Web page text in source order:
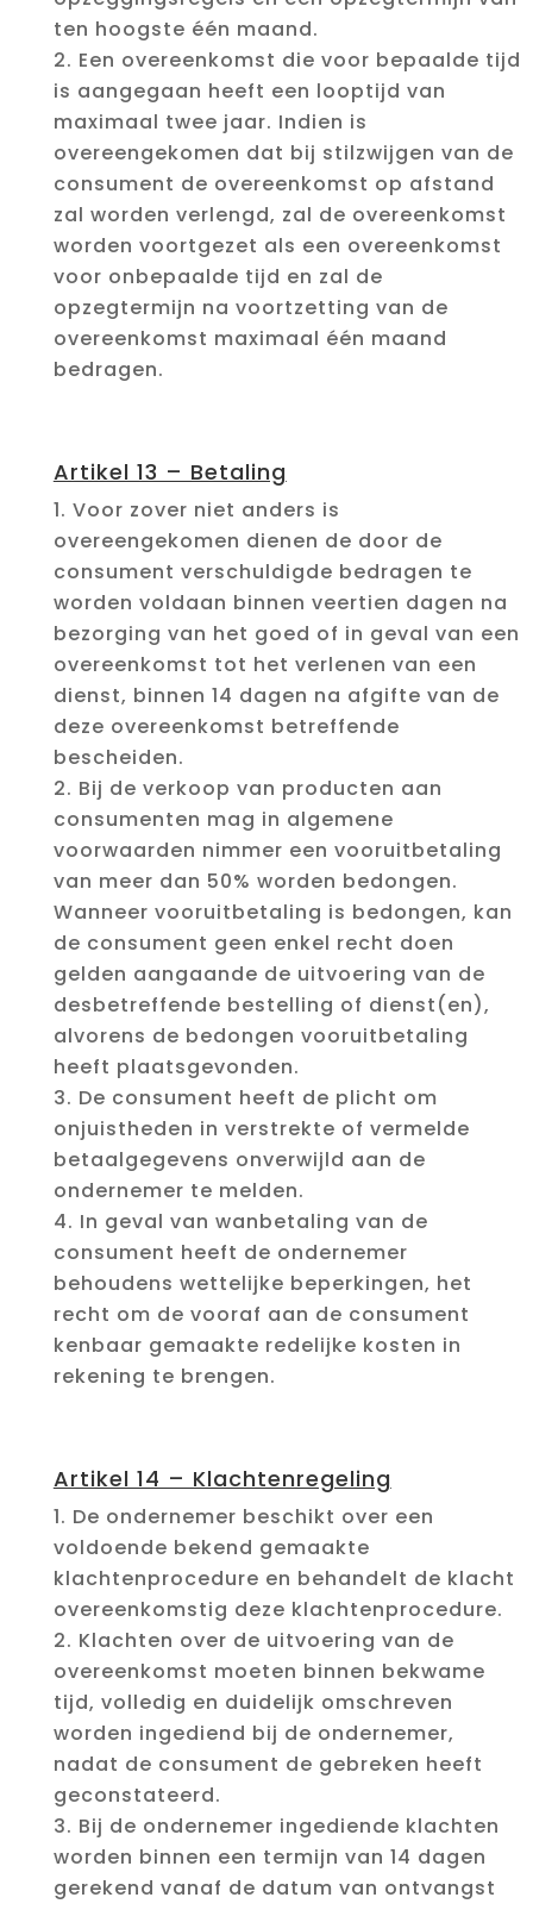
ten hoogste één maand.
Een overeenkomst die voor bepaalde tijd
is aangegaan heeft een looptijd van
maximaal twee jaar. Indien is
overeengekomen dat bij stilzwijgen van de
consument de overeenkomst op afstand
zal worden verlengd, zal de overeenkomst
worden voortgezet als een overeenkomst
voor onbepaalde tijd en zal de
opzegtermijn na voortzetting van de
overeenkomst maximaal één maand
bedragen.
Artikel 13 – Betaling
Voor zover niet anders is
overeengekomen dienen de door de
consument verschuldigde bedragen te
worden voldaan binnen veertien dagen na
bezorging van het goed of in geval van een
overeenkomst tot het verlenen van een
dienst, binnen 14 dagen na afgifte van de
deze overeenkomst betreffende
bescheiden.
Bij de verkoop van producten aan
consumenten mag in algemene
voorwaarden nimmer een vooruitbetaling
van meer dan 50% worden bedongen.
Wanneer vooruitbetaling is bedongen, kan
de consument geen enkel recht doen
gelden aangaande de uitvoering van de
desbetreffende bestelling of dienst(en),
alvorens de bedongen vooruitbetaling
heeft plaatsgevonden.
De consument heeft de plicht om
onjuistheden in verstrekte of vermelde
betaalgegevens onverwijld aan de
ondernemer te melden.
In geval van wanbetaling van de
consument heeft de ondernemer
behoudens wettelijke beperkingen, het
recht om de vooraf aan de consument
kenbaar gemaakte redelijke kosten in
rekening te brengen.
Artikel 14 – Klachtenregeling
De ondernemer beschikt over een
voldoende bekend gemaakte
klachtenprocedure en behandelt de klacht
overeenkomstig deze klachtenprocedure.
Klachten over de uitvoering van de
overeenkomst moeten binnen bekwame
tijd, volledig en duidelijk omschreven
worden ingediend bij de ondernemer,
nadat de consument de gebreken heeft
geconstateerd.
Bij de ondernemer ingediende klachten
worden binnen een termijn van 14 dagen
gerekend vanaf de datum van ontvangst